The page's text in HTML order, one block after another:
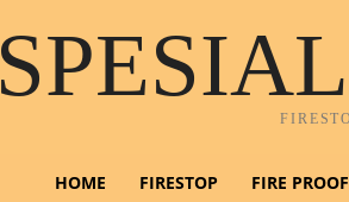
HOME FIRESTOP FIRE